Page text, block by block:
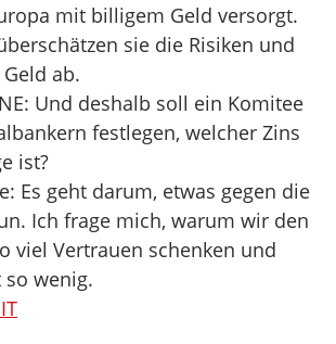
mit billigem Geld versorgt.
sie die Risiken und
ab.
Und deshalb soll ein Komitee
festlegen, welcher Zins
ist?
Es geht darum, etwas gegen die
Ich frage mich, warum wir den
viel Vertrauen schenken und
so wenig.